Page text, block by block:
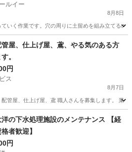
ルイー
8月8日
いく作業です。穴の周りに土留めを組み立てる
その他屋、仕上げ屋、鳶、やる気のある方
。
円
ス
8月7日
管屋、仕上げ屋、鳶 職人さんを募集します。 業
鳶職 兵庫 姫路市 夢前川駅
の下水処理施設のメンテナンス 【経
者歓迎】
円